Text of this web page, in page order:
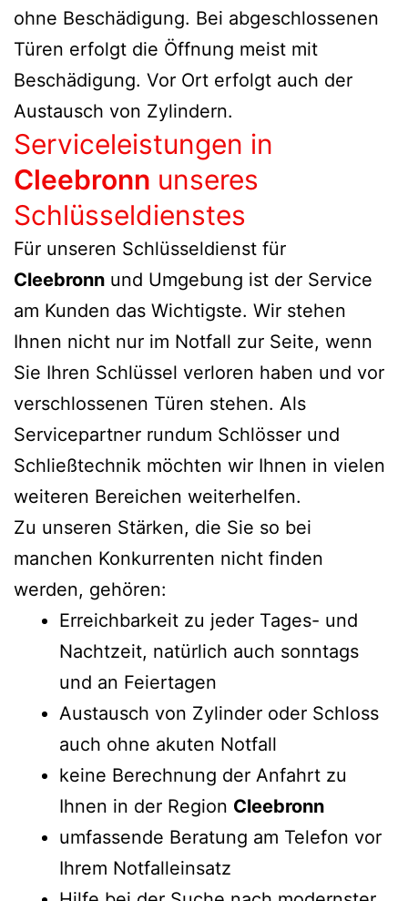
ohne Beschädigung. Bei abgeschlossenen
Türen erfolgt die Öffnung meist mit
Beschädigung. Vor Ort erfolgt auch der
Austausch von Zylindern.
Serviceleistungen in
Cleebronn unseres
Schlüsseldienstes
Für unseren Schlüsseldienst für
Cleebronn und Umgebung ist der Service
am Kunden das Wichtigste. Wir stehen
Ihnen nicht nur im Notfall zur Seite, wenn
Sie Ihren Schlüssel verloren haben und vor
verschlossenen Türen stehen. Als
Servicepartner rundum Schlösser und
Schließtechnik möchten wir Ihnen in vielen
weiteren Bereichen weiterhelfen.
Zu unseren Stärken, die Sie so bei
manchen Konkurrenten nicht finden
werden, gehören:
Erreichbarkeit zu jeder Tages- und
Nachtzeit, natürlich auch sonntags
und an Feiertagen
Austausch von Zylinder oder Schloss
auch ohne akuten Notfall
keine Berechnung der Anfahrt zu
Ihnen in der Region Cleebronn
umfassende Beratung am Telefon vor
Ihrem Notfalleinsatz